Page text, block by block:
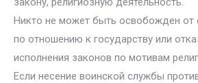
Никто не может быть освобожден от
по отношению к государству или
исполнения законов по мотивам
Если несение воинской службы